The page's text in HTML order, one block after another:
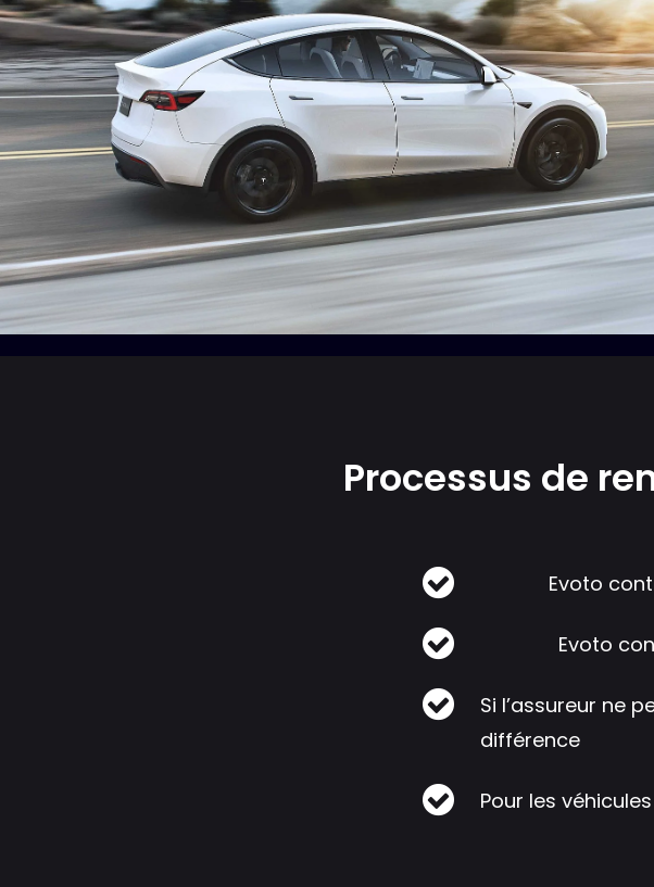
Processus de
Evoto
Evoto
Si l’assureur ne
différence
Pour les